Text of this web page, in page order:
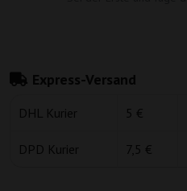
Express-Versand
DHL Kurier 5 €
DPD Kurier 7,5 €